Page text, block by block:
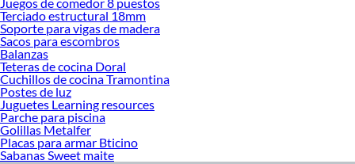
Terciado estructural 18mm
Soporte para vigas de madera
Sacos para escombros
Balanzas
Teteras de cocina Doral
Cuchillos de cocina Tramontina
Postes de luz
Juguetes Learning resources
Parche para piscina
Golillas Metalfer
Placas para armar Bticino
Sabanas Sweet maite